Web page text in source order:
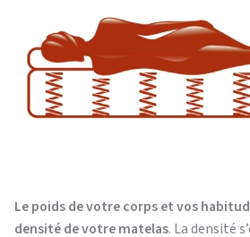
Le poids de votre corps et vos
densité de votre matelas. La densité